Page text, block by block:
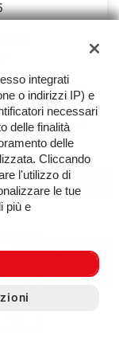
VENDUTA
integrati
o indirizzi IP) e
necessari
delle finalità
delle
Cliccando
l'utilizzo di
le tue
più e